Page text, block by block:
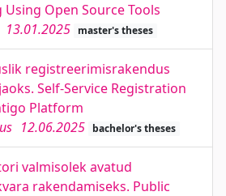
Open Source Tools
13.01.2025 master's theses
registreerimisrakendus
Self-Service Registration
Platform
12.06.2025 bachelor's theses
valmisolek avatud
rakendamiseks. Public